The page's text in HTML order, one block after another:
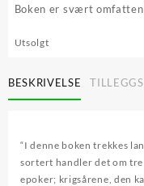
Boken er svært
Utsolgt
BESKRIVELSE
“I denne boken trekkes
sortert handler det om tre
epoker; krigsårene, den